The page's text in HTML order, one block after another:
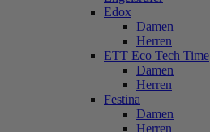
Edox
Damen
Herren
ETT Eco Tech Time
Damen
Herren
Festina
Damen
Herren